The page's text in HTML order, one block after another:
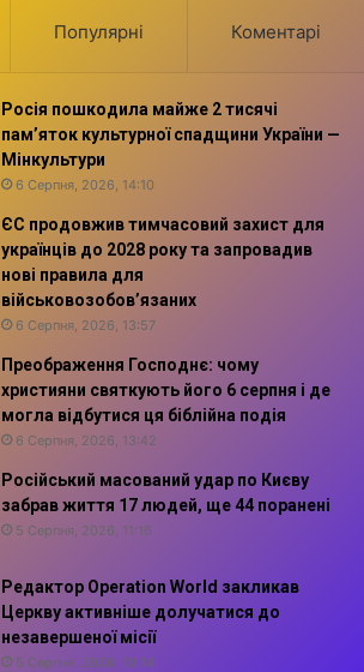
Популярні Коментарі
Росія пошкодила майже 2 тисячі
пам’яток культурної спадщини України —
Мінкультури
6 Серпня, 2026, 14:10
ЄС продовжив тимчасовий захист для
українців до 2028 року та запровадив
нові правила для
військовозобов’язаних
6 Серпня, 2026, 13:57
Преображення Господнє: чому
християни святкують його 6 серпня і де
могла відбутися ця біблійна подія
6 Серпня, 2026, 13:42
Російський масований удар по Києву
забрав життя 17 людей, ще 44 поранені
5 Серпня, 2026, 11:16
Редактор Operation World закликав
Церкву активніше долучатися до
незавершеної місії
5 Серпня, 2026, 10:14